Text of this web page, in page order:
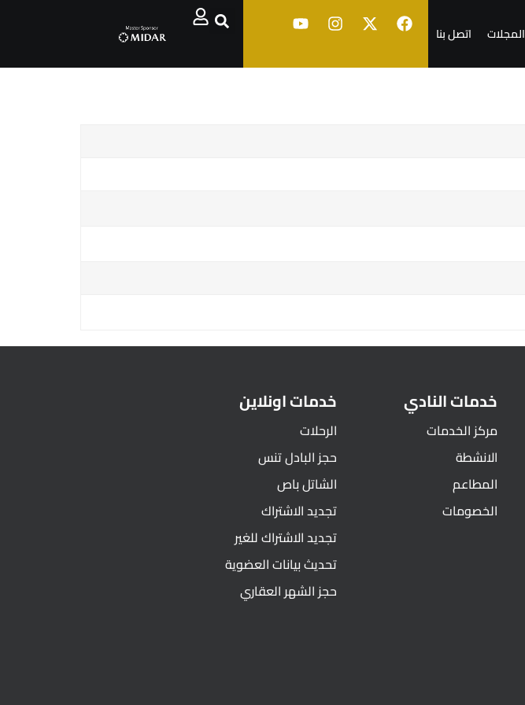
المجلات اتصل بنا
خدمات النادي
مركز الخدمات
الانشطة
المطاعم
الخصومات
خدمات اونلاين
الرحلات
حجز البادل تنس
الشاتل باص
تجديد الاشتراك
تجديد الاشتراك للغير
تحديث بيانات العضوية
حجز الشهر العقاري